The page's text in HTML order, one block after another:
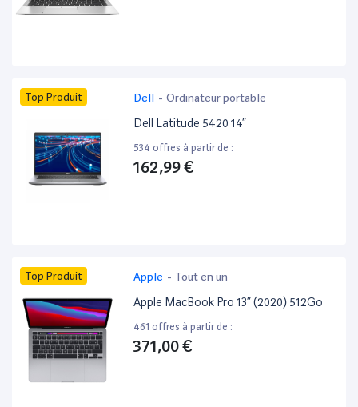
Top Produit Dell - Ordinateur portable
Dell Latitude 5420 14”
534 offres à partir de :
162,99 €
Top Produit Apple - Tout en un
Apple MacBook Pro 13” (2020) 512Go
461 offres à partir de :
371,00 €